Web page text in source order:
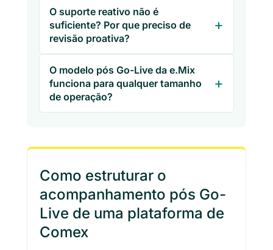
O suporte reativo não é
suficiente? Por que preciso de
revisão proativa?
O modelo pós Go-Live da e.Mix
funciona para qualquer tamanho
de operação?
Como estruturar o
acompanhamento pós Go-
Live de uma plataforma de
Comex